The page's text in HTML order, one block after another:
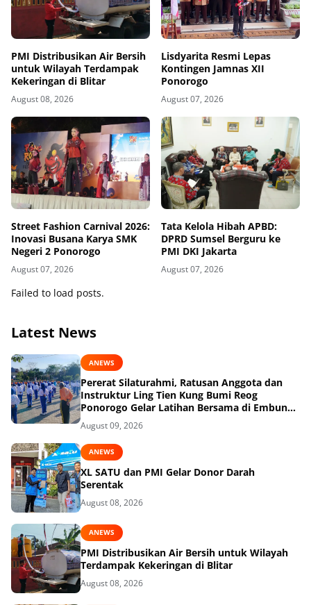
PMI Distribusikan Air Bersih
untuk Wilayah Terdampak
Kekeringan di Blitar
August 08, 2026
Lisdyarita Resmi Lepas
Kontingen Jamnas XII
Ponorogo
August 07, 2026
Street Fashion Carnival 2026:
Inovasi Busana Karya SMK
Negeri 2 Ponorogo
August 07, 2026
Tata Kelola Hibah APBD:
DPRD Sumsel Berguru ke
PMI DKI Jakarta
August 07, 2026
Failed to load posts.
Latest News
ANEWS
Pererat Silaturahmi, Ratusan Anggota dan
Instruktur Ling Tien Kung Bumi Reog
Ponorogo Gelar Latihan Bersama di Embung
Pakel
August 09, 2026
ANEWS
XL SATU dan PMI Gelar Donor Darah
Serentak
August 08, 2026
ANEWS
PMI Distribusikan Air Bersih untuk Wilayah
Terdampak Kekeringan di Blitar
August 08, 2026